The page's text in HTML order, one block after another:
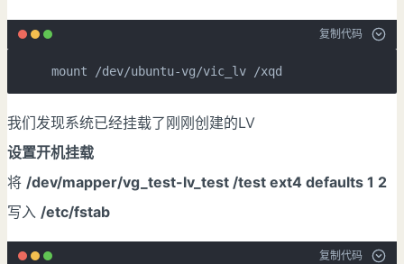
复制代码
mount /dev/ubuntu-vg/vic_lv /xqd
我们发现系统已经挂载了刚刚创建的LV
设置开机挂载
将 /dev/mapper/vg_test-lv_test /test ext4 defaults 1 2
写入 /etc/fstab
复制代码